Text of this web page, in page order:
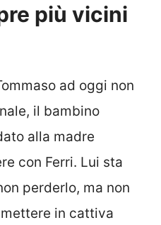
più vicini
ad oggi non
il bambino
alla madre
con Ferri. Lui sta
perderlo, ma non
in cattiva